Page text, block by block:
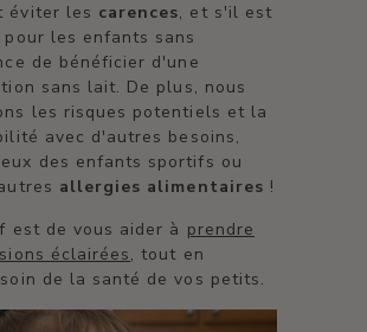
éviter les carences, et s'il est
pour les enfants sans
de bénéficier d'une
sans lait. De plus, nous
les risques potentiels et la
avec d'autres besoins,
des enfants sportifs ou
allergies alimentaires !
est de vous aider à prendre
éclairées, tout en
de la santé de vos petits.